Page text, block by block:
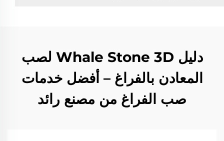
دليل Whale Stone 3D لصب
المعادن بالفراغ – أفضل خدمات
صب الفراغ من مصنع رائد